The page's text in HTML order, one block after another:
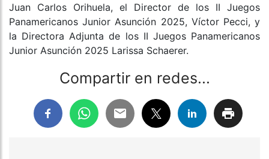
Juan Carlos Orihuela, el Director de los II Juegos
Panamericanos Junior Asunción 2025, Víctor Pecci, y
la Directora Adjunta de los II Juegos Panamericanos
Junior Asunción 2025 Larissa Schaerer.
Compartir en redes...